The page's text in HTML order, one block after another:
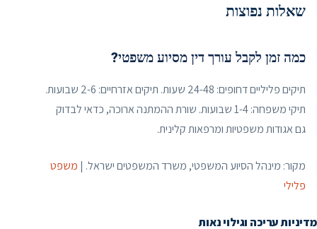
שאלות נפוצות
כמה זמן לקבל עורך דין מסיוע משפטי?
תיקים פליליים דחופים: 24-48 שעות. תיקים אזרחיים: 2-6 שבועות.
תיקי משפחה: 1-4 שבועות. שורת ההמתנה ארוכה, כדאי לבדוק
גם אגודות משפטיות ומרפאות קלינית.
מקור: מינהל הסיוע המשפטי, משרד המשפטים ישראל. | משפט
פלילי
מדיניות עריכה וגילוי נאות